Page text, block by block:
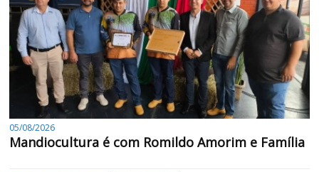
05/08/2026
Mandiocultura é com Romildo Amorim e Família